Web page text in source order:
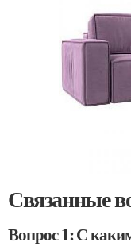
Связанные
Вопрос 1: С